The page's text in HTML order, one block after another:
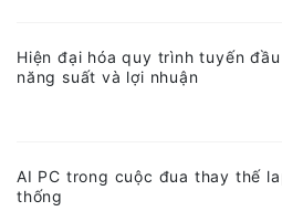
Hiện đại hóa quy trình tuyến
năng suất và lợi nhuận
AI PC trong cuộc đua thay thế
thống